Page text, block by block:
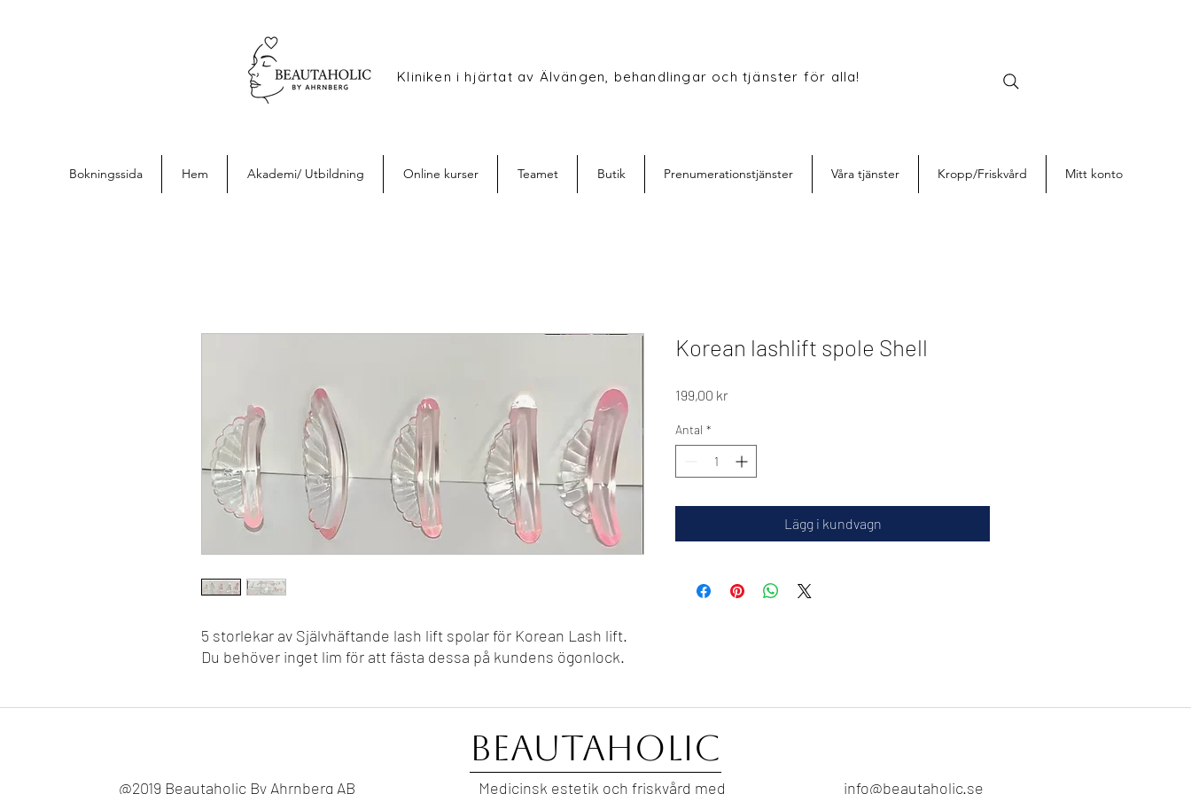
Kliniken i hjärtat av Älvängen, behandlingar och tjänster för alla!
Bokningssida Hem Akademi/ Utbildning Online kurser Teamet Butik Prenumerationstjänster Våra tjänster Kropp/Friskvård Mitt konto
5 storlekar av Självhäftande lash lift spolar för Korean Lash lift.
Du behöver inget lim för att fästa dessa på kundens ögonlock.
Korean lashlift spole Shell
199,00 krPris
Antal *
Lägg i kundvagn
Beautaholic
@2019 Beautaholic By Ahrnberg AB Medicinsk estetik och friskvård med info@beautaholic.se